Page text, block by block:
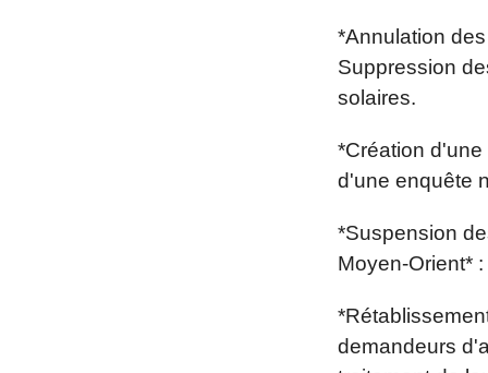
*Annulation
Suppression
solaires.
*Création
d'une enquête
*Suspension
Moyen-Orient*
demandeurs